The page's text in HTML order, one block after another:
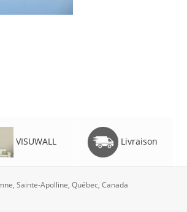
VISUWALL Livraison
Sainte-Apolline, Québec, Canada